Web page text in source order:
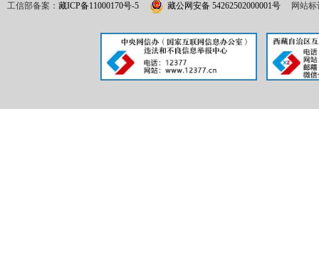
工信部备案： 藏ICP备11000170号-5 藏公网安备 54262502000001号 网站标